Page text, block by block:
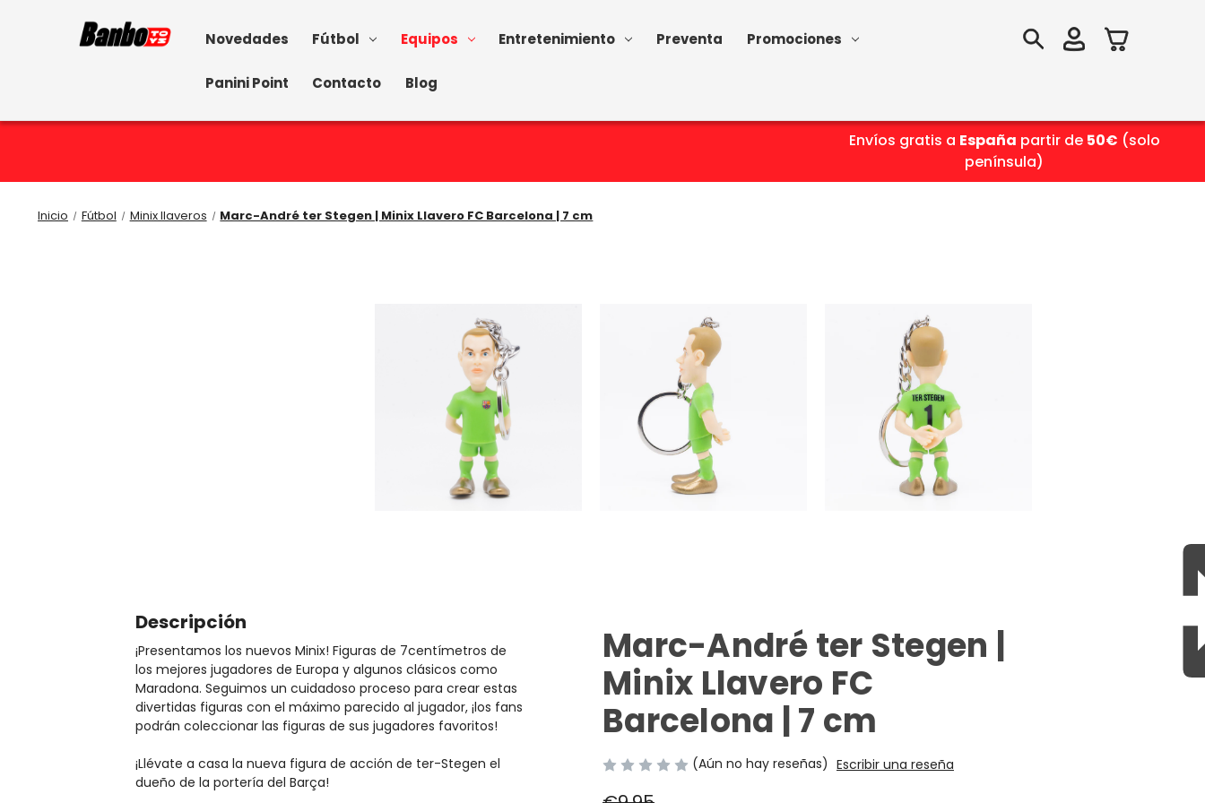
Novedades Fútbol Equipos Entretenimiento Preventa Promociones
Panini Point Contacto Blog
Envíos gratis a España partir de 50€ (solo
península)
Inicio Fútbol Minix llaveros Marc-André ter Stegen | Minix Llavero FC Barcelona | 7 cm
Descripción
¡Presentamos los nuevos Minix! Figuras de 7centímetrosde
los mejores jugadores de Europa y algunos clásicos como
Maradona. Seguimos un cuidadoso proceso para crear estas
divertidas figuras con el máximo parecido al jugador, ¡los fans
podrán coleccionar las figuras de sus jugadores favoritos!
¡Llévate a casa la nueva figura de acción de ter-Stegen el
dueño de la portería del Barça!
Marc-André ter Stegen |
Minix Llavero FC
Barcelona | 7 cm
(Aún no hay reseñas) Escribir una reseña